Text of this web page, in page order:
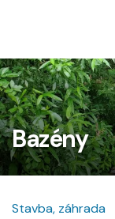
Bazény
Stavba, záhrada